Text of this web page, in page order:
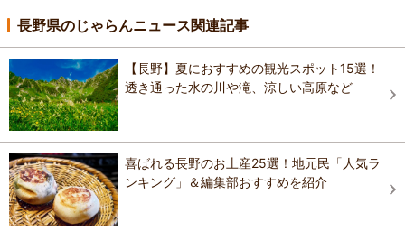
長野県のじゃらんニュース関連記事
【長野】夏におすすめの観光スポット15選！
透き通った水の川や滝、涼しい高原など
喜ばれる長野のお土産25選！地元民「人気ラ
ンキング」＆編集部おすすめを紹介